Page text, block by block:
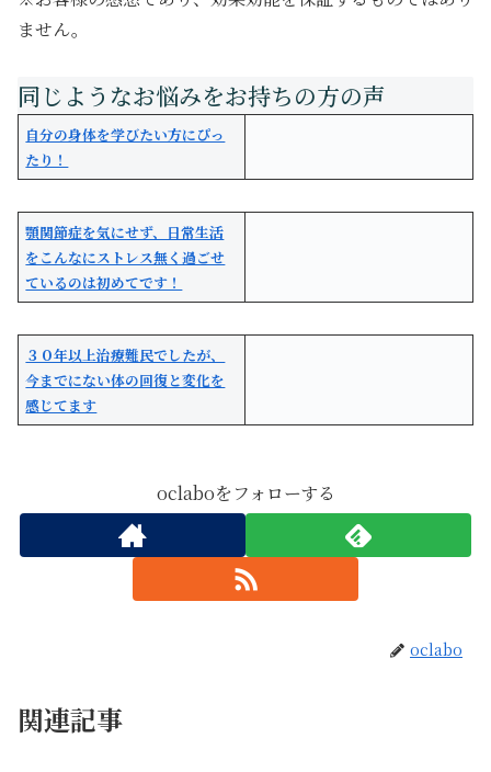
ません。
自分の身体を学びたい方にぴっ
たり！
顎関節症を気にせず、日常生活
をこんなにストレス無く過ごせ
ているのは初めてです！
３０年以上治療難民でしたが、
今までにない体の回復と変化を
感じてます
oclaboをフォローする
oclabo
関連記事